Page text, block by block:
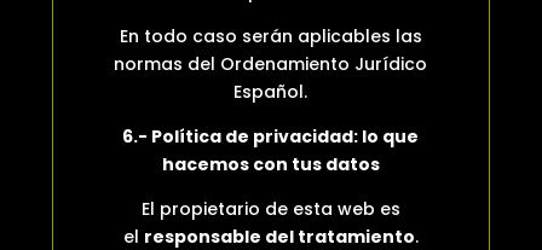
En todo caso serán aplicables las
normas del Ordenamiento Jurídico
Español.
6.- Política de privacidad: lo que
hacemos con tus datos
El propietario de esta web es
el responsable del tratamiento.